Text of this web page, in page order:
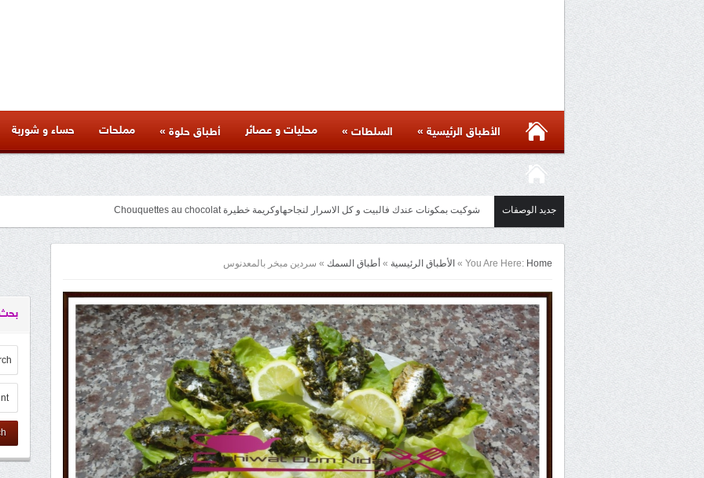
الأطباق الرئيسية » السلطات » محليات و عصائر أطباق حلوة » مملحات حساء و شوربة
جديد الوصفات مائدة أسيوية بأكثر من ست وصفات متنوعة لذيذة بأسرار المطاعم وكل المراحل والنصائح والمكونات الخاصة بها
You Are Here: Home
» الأطباق الرئيسية » أطباق السمك » سردين مبخر بالمعدنوس